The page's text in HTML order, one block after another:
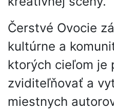
Čerstvé Ovocie
kultúrne a
ktorých cieľom je
zviditeľňovať a
miestnych